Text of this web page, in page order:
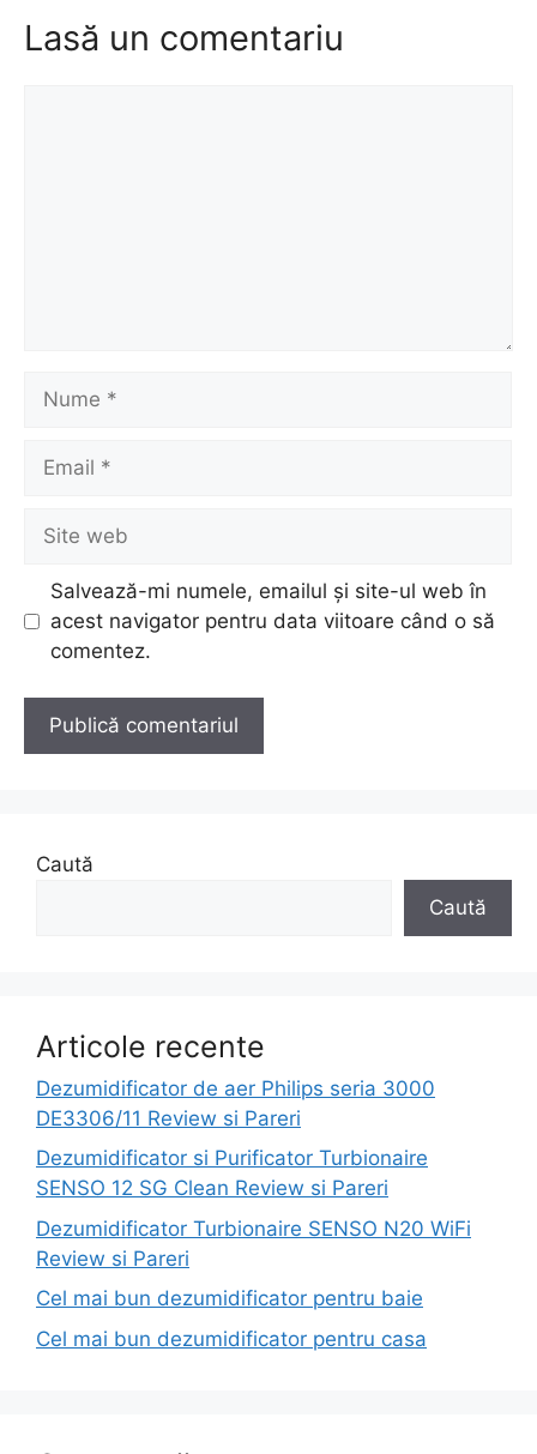
Lasă un comentariu
Nume
Email
Site
web
Salvează-mi numele, emailul și site-ul web în
acest navigator pentru data viitoare când o să
comentez.
Caută
Caută
Articole recente
Dezumidificator de aer Philips seria 3000
DE3306/11 Review si Pareri
Dezumidificator si Purificator Turbionaire
SENSO 12 SG Clean Review si Pareri
Dezumidificator Turbionaire SENSO N20 WiFi
Review si Pareri
Cel mai bun dezumidificator pentru baie
Cel mai bun dezumidificator pentru casa